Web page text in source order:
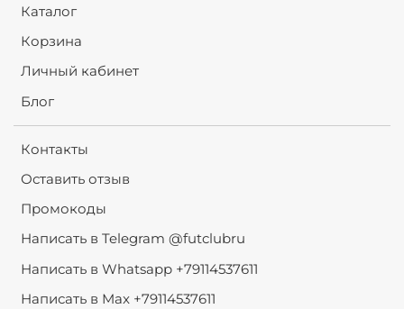
Каталог
Корзина
Личный кабинет
Блог
Контакты
Оставить отзыв
Промокоды
Написать в Telegram @futclubru
Написать в Whatsapp +79114537611
Написать в Max +79114537611